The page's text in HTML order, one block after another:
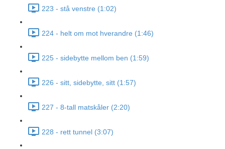
223 - stå venstre (1:02)
224 - helt om mot hverandre (1:46)
225 - sidebytte mellom ben (1:59)
226 - sitt, sidebytte, sitt (1:57)
227 - 8-tall matskåler (2:20)
228 - rett tunnel (3:07)